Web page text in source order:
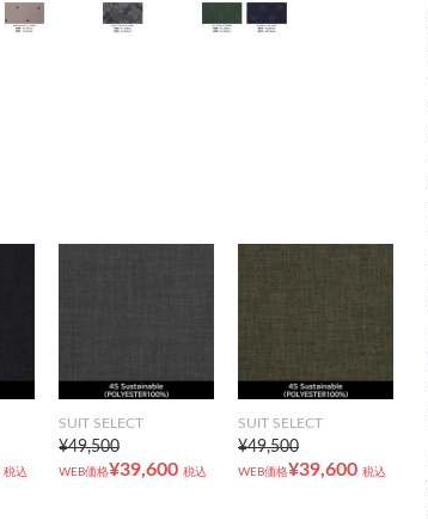
税込
SUIT SELECT
¥49,500
WEB価格¥39,600 税込
SUIT SELECT
¥49,500
WEB価格¥39,600 税込